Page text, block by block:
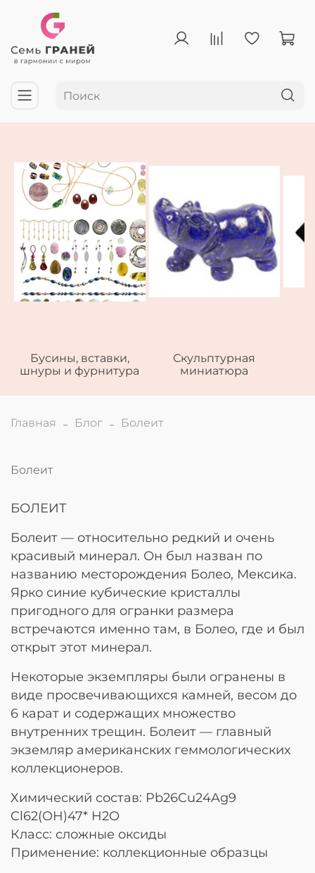
Бусины, вставки,
шнуры и фурнитура
Скульптурная
миниатюра
Главная Блог Болеит
Болеит
БОЛЕИТ
Болеит — относительно редкий и очень
красивый минерал. Он был назван по
названию месторождения Болео, Мексика.
Ярко синие кубические кристаллы
пригодного для огранки размера
встречаются именно там, в Болео, где и был
открыт этот минерал.
Некоторые экземпляры были огранены в
виде просвечивающихся камней, весом до
6 карат и содержащих множество
внутренних трещин. Болеит — главный
экземляр американских геммологических
коллекционеров.
Химический состав: Pb26Cu24Ag9
Cl62(OH)47* H2O
Класс: сложные оксиды
Применение: коллекционные образцы